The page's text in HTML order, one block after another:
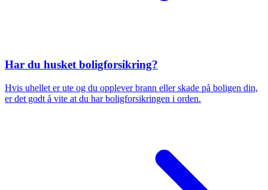
Har du husket boligforsikring?
Hvis uhellet er ute og du opplever brann eller skade på boligen din,
er det godt å vite at du har boligforsikringen i orden.